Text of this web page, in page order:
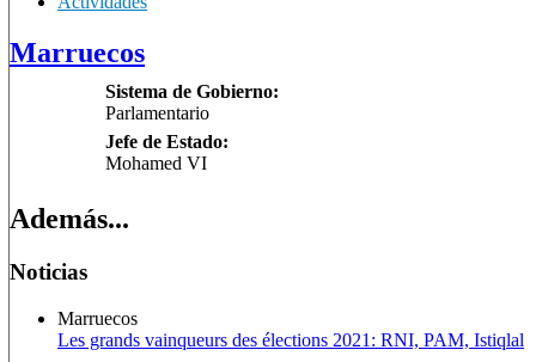
Marruecos
Sistema de Gobierno:
Parlamentario
Jefe de Estado:
Mohamed VI
Además...
Noticias
Marruecos
Les grands vainqueurs des élections 2021: RNI, PAM, Istiqlal